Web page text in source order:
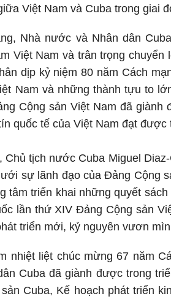
Việt Nam và Cuba trong giai
Nhà nước và Nhân dân
Việt Nam và trân trọng
dịp kỷ niệm 80 năm Cách
Nam và những thành tựu to
Cộng sản Việt Nam đã
quốc tế của Việt Nam đạt
Chủ tịch nước Cuba Miguel
sự lãnh đạo của Đảng Cộng
tâm triển khai những quyết
lần thứ XIV Đảng Cộng sản
triển mới, kỷ nguyên vươn
nhiệt liệt chúc mừng 67 năm
Cuba đã giành được trong
Cuba, Kế hoạch phát triển